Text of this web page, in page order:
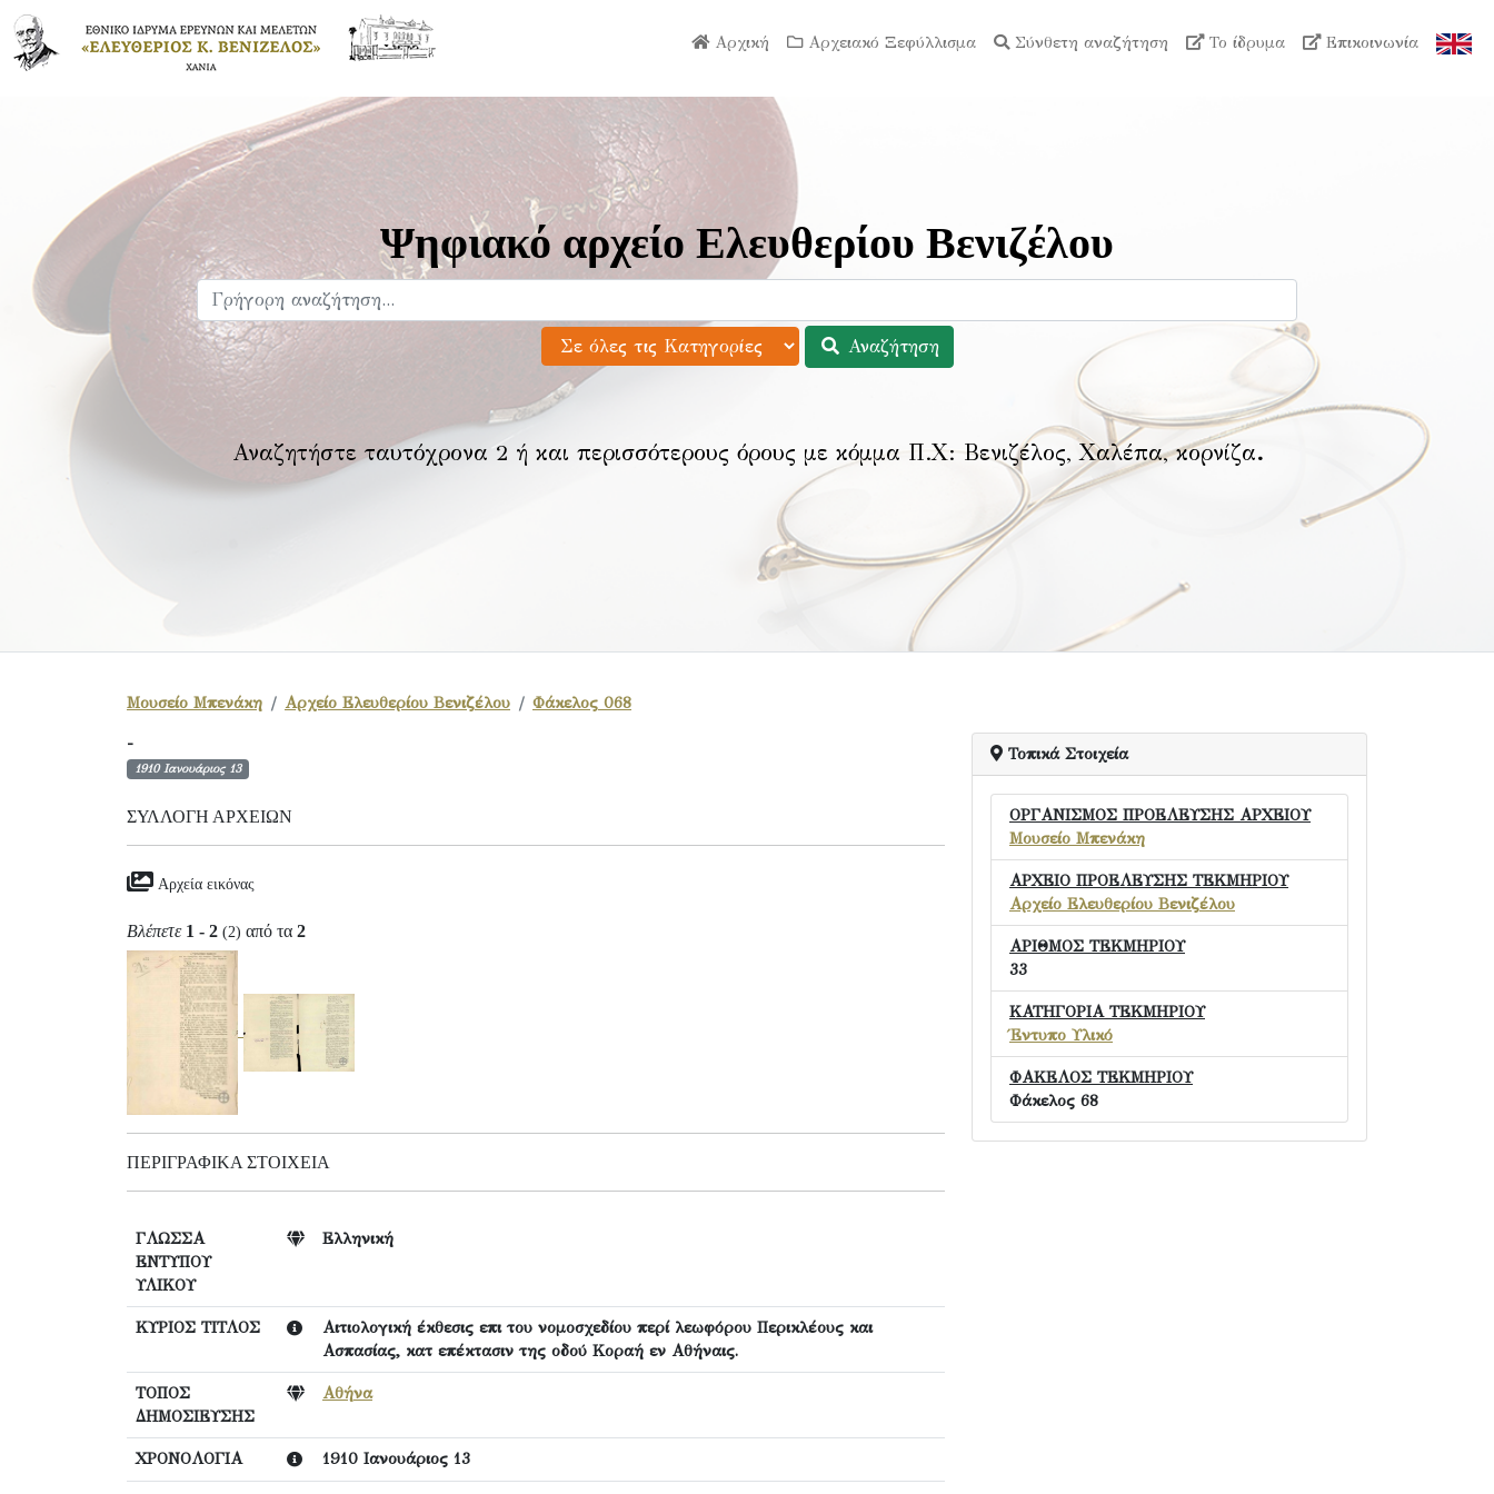
Αρχική Αρχειακό Ξεφύλλισμα Σύνθετη αναζήτηση Το ίδρυμα Επικοινωνία
Ψηφιακό αρχείο Ελευθερίου Βενιζέλου
Αναζήτηση
Αναζητήστε ταυτόχρονα 2 ή και περισσότερους όρους με κόμμα Π.Χ: Βενιζέλος, Χαλέπα, κορνίζα.
Μουσείο Μπενάκη Αρχείο Ελευθερίου Βενιζέλου Φάκελος 068
-
1910 Ιανουάριος 13
ΣΥΛΛΟΓΉ ΑΡΧΕΊΩΝ
Αρχεία εικόνας
Βλέπετε 1 - 2 (2) από τα 2
ΠΕΡΙΓΡΑΦΙΚΆ ΣΤΟΙΧΕΊΑ
ΓΛΩΣΣΑ
ΕΝΤΥΠΟΥ
ΥΛΙΚΟΥ
Ελληνική
ΚΥΡΙΟΣ ΤΙΤΛΟΣ
Αιτιολογική έκθεσις επι του νομοσχεδίου περί λεωφόρου Περικλέους και
Ασπασίας, κατ επέκτασιν της οδού Κοραή εν Αθήναις.
ΤΟΠΟΣ
ΔΗΜΟΣΙΕΥΣΗΣ
Αθήνα
ΧΡΟΝΟΛΟΓΙΑ 1910 Ιανουάριος 13
Τοπικά Στοιχεία
ΟΡΓΑΝΙΣΜΟΣ ΠΡΟΕΛΕΥΣΗΣ ΑΡΧΕΙΟΥ
Μουσείο Μπενάκη
ΑΡΧΕΙΟ ΠΡΟΕΛΕΥΣΗΣ ΤΕΚΜΗΡΙΟΥ
Αρχείο Ελευθερίου Βενιζέλου
ΑΡΙΘΜΟΣ ΤΕΚΜΗΡΙΟΥ
33
ΚΑΤΗΓΟΡΙΑ ΤΕΚΜΗΡΙΟΥ
Έντυπο Υλικό
ΦΑΚΕΛΟΣ ΤΕΚΜΗΡΙΟΥ
Φάκελος 68